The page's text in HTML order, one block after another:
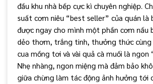
đầu khu nhà bếp cực kì chuyên nghiệp.
suất cơm niêu “best seller” của quán là
được ngay cho mình một phần cơm nấu
dẻo thơm, trắng tinh, thưởng thức cùng
cua mồng tơi và vài quả cà muối là ngon
Nhẹ nhàng, ngon miệng mà đảm bảo
giữa chừng làm tác động ảnh hưởng tới